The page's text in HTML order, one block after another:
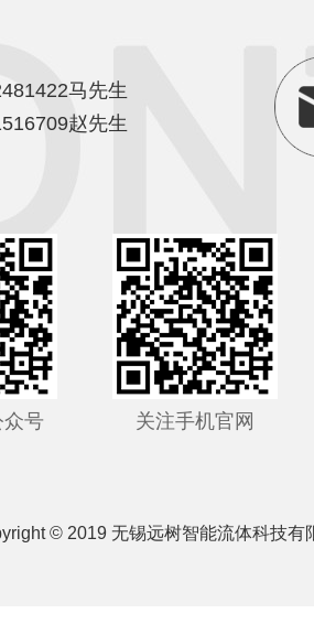
马先生
赵先生
众号 关注手机官网
© 2019 无锡远树智能流体科技